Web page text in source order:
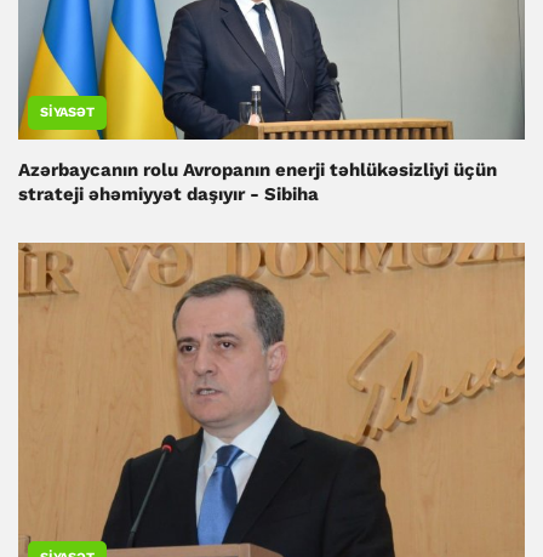
SIYASƏT
Azərbaycanın rolu Avropanın enerji təhlükəsizliyi üçün
strateji əhəmiyyət daşıyır - Sibiha